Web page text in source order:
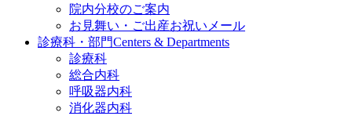
院内分校のご案内
お見舞い・ご出産お祝いメール
診療科・部門Centers & Departments
診療科
総合内科
呼吸器内科
消化器内科